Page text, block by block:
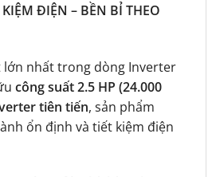
ĐIỆN – BỀN BỈ THEO
lớn nhất trong dòng Inverter
công suất 2.5 HP (24.000
tiên tiến, sản phẩm
ổn định và tiết kiệm điện